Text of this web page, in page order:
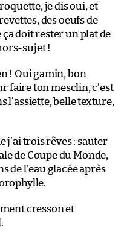
je dis oui, et
des oeufs de
doit rester un plat de
sujet !
! Oui gamin, bon
faire ton mesclin, c’est
l’assiette, belle texture,
j’ai trois rêves : sauter
de Coupe du Monde,
de l’eau glacée après
cresson et